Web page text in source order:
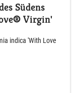
Südens
Virgin'
indica 'With Love